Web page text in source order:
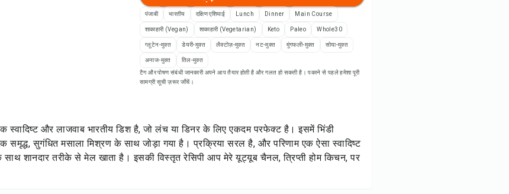
Add to Shopping List
रेसिपी नोट्स
रेसिपी प्रिंट करें
शेयर करें
पंजाबी भारतीय दक्षिण एशियाई Lunch Dinner Main Course
शाकाहारी (Vegan) शाकाहारी (Vegetarian) Keto Paleo Whole30
ग्लूटेन-मुक्त डेयरी-मुक्त लैक्टोज़-मुक्त नट-मुक्त मूंगफली-मुक्त सोया-मुक्त
अनाज-मुक्त
तिल-मुक्त
टैग और पोषण संबंधी जानकारी अपने आप तैयार होती है और गलत हो सकती है। पकाने से पहले हमेशा पूरी
सामग्री सूची ज़रूर जाँचें।
स्वादिष्ट और लाजवाब भारतीय डिश है, जो लंच या डिनर के लिए एकदम परफेक्ट है। इसमें भिंडी
समृद्ध, सुगंधित मसाला मिश्रण के साथ जोड़ा गया है। प्रक्रिया सरल है, और परिणाम एक ऐसा स्वादिष्ट
साथ शानदार तरीके से मेल खाता है। इसकी विस्तृत रेसिपी आप मेरे यूट्यूब चैनल, त्रिप्ती होम किचन, पर